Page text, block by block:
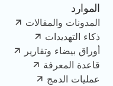
الموارد
المدونات والمقالات
ذكاء التهديدات
أوراق بيضاء وتقارير
قاعدة المعرفة
عمليات الدمج